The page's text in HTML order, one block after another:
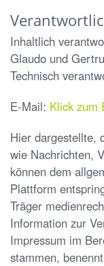
Inhaltlich
Glaudo und
Technisch
E-Mail: Klick zum
Hier dargestellte,
wie Nachrichten,
können dem
Plattform
Träger
Information zur
Impressum im
stammen,